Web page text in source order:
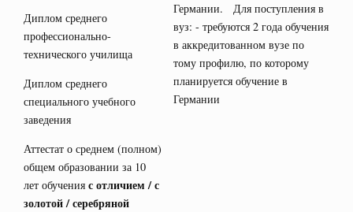
Германии. Для поступления в
вуз: - требуются 2 года обучения
в аккредитованном вузе по
тому профилю, по которому
планируется обучение в
Германии
Диплом среднего
профессионально-
технического училища
Диплом среднего
специального учебного
заведения
Аттестат о среднем (полном)
общем образовании за 10
лет обучения с отличием / с
золотой / серебряной